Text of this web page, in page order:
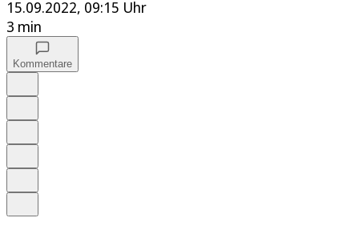
15.09.2022, 09:15 Uhr
3 min
Kommentare